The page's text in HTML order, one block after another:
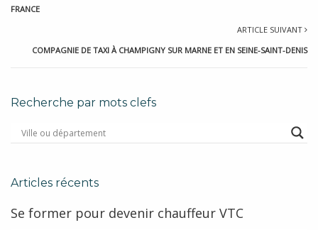
FRANCE
ARTICLE SUIVANT
COMPAGNIE DE TAXI À CHAMPIGNY SUR MARNE ET EN SEINE-SAINT-DENIS
Recherche par mots clefs
Articles récents
Se former pour devenir chauffeur VTC